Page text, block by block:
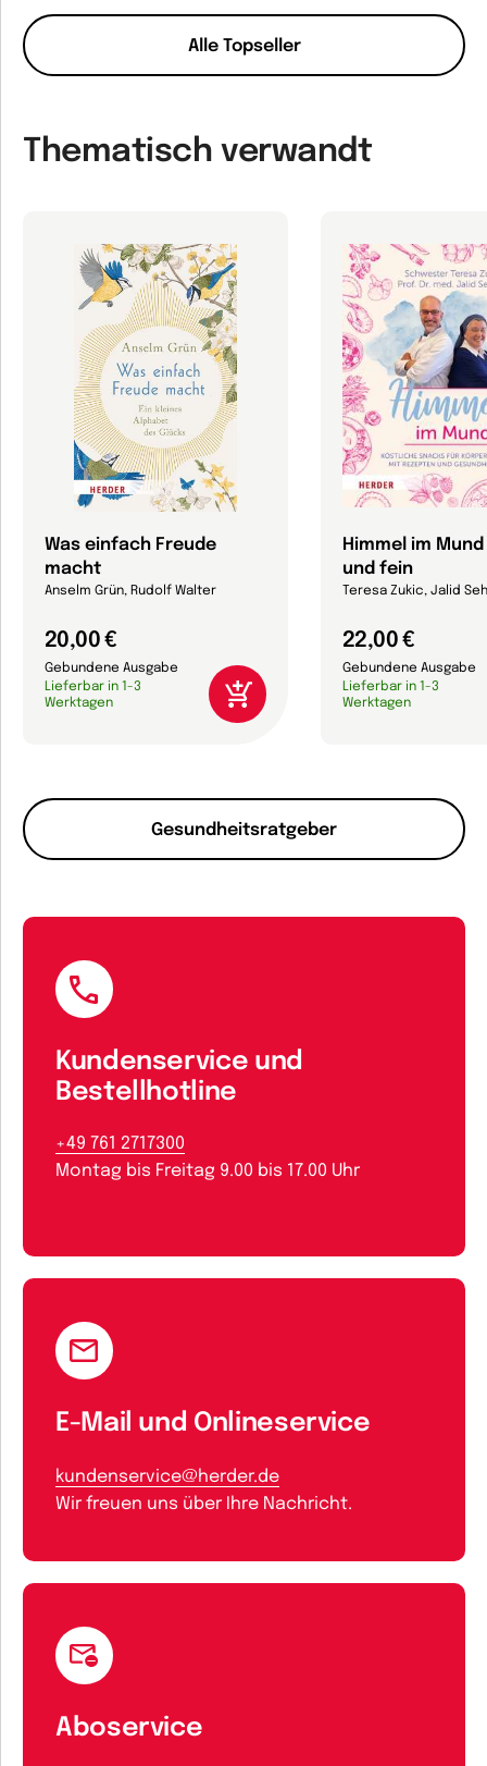
Alle Topseller
Thematisch verwandt
Gesundheitsratgeber
Was einfach Freude
macht
Anselm Grün, Rudolf Walter
20,00 €
Gebundene Ausgabe
Lieferbar in 1-3
Werktagen
Himmel im
und fein
Teresa Zukic, Jalid
22,00 €
Gebundene Ausgabe
Lieferbar in 1-3
Werktagen
Kundenservice und
Bestellhotline
+49 761 2717300
Montag bis Freitag 9.00 bis 17.00 Uhr
E-Mail und Onlineservice
kundenservice@herder.de
Wir freuen uns über Ihre Nachricht.
Aboservice